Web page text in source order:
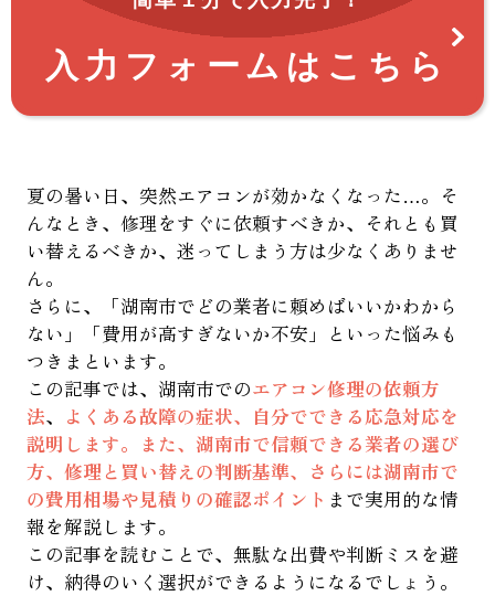
入力フォームはこちら
夏の暑い日、突然エアコンが効かなくなった…。そ
んなとき、修理をすぐに依頼すべきか、それとも買
い替えるべきか、迷ってしまう方は少なくありませ
ん。
さらに、「湖南市でどの業者に頼めばいいかわから
ない」「費用が高すぎないか不安」といった悩みも
つきまといます。
この記事では、湖南市でのエアコン修理の依頼方
法、 よくある故障の症状、自分でできる応急対応を
説明します。また、湖南市で信頼できる業者の選び
方、修理と買い替えの判断基準、さらには湖南市で
の費用相場や見積りの確認ポイント まで実用的な情
報を解説します。
この記事を読むことで、無駄な出費や判断ミスを避
け、納得のいく選択ができるようになるでしょう。